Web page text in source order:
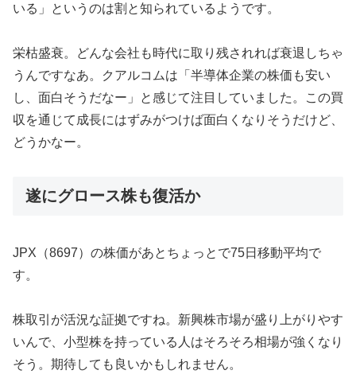
いる」というのは割と知られているようです。
栄枯盛衰。どんな会社も時代に取り残されれば衰退しちゃ
うんですなあ。クアルコムは「半導体企業の株価も安い
し、面白そうだなー」と感じて注目していました。この買
収を通じて成長にはずみがつけば面白くなりそうだけど、
どうかなー。
遂にグロース株も復活か
JPX（8697）の株価があとちょっとで75日移動平均で
す。
株取引が活況な証拠ですね。新興株市場が盛り上がりやす
いんで、小型株を持っている人はそろそろ相場が強くなり
そう。期待しても良いかもしれません。